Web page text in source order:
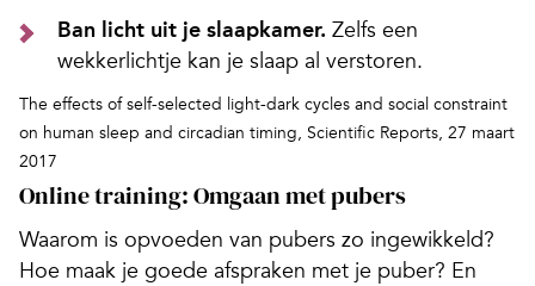
Ban licht uit je slaapkamer. Zelfs een
wekkerlichtje kan je slaap al verstoren.
The effects of self-selected light-dark cycles and social constraint
on human sleep and circadian timing, Scientific Reports, 27 maart
2017
Online training: Omgaan met pubers
Waarom is opvoeden van pubers zo ingewikkeld?
Hoe maak je goede afspraken met je puber? En